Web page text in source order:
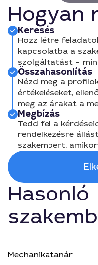
Hogyan
Keresés
Hozz létre
kapcsolatba a
szolgáltatást –
Összahasonlítás
Nézd meg a
értékeléseket,
meg az árakat a
Megbízás
Tedd fel a
rendelkezésre
szakembert,
Hasonló
Mechanikatanár